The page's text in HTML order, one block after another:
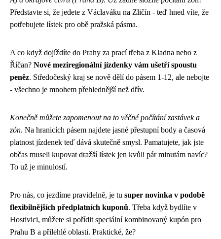
Představte si, že jedete z Václaváku na Zličín - teď hned víte, že
potřebujete lístek pro obě pražská pásma.
A co když dojíždíte do Prahy za prací třeba z Kladna nebo z
Říčan? Nové meziregionální jízdenky vám ušetří spoustu
peněz. Středočeský kraj se nově dělí do pásem 1-12, ale nebojte
- všechno je mnohem přehlednější než dřív.
Konečně můžete zapomenout na to věčné počítání zastávek a
zón. Na hranicích pásem najdete jasné přestupní body a časová
platnost jízdenek teď dává skutečně smysl. Pamatujete, jak jste
občas museli kupovat dražší lístek jen kvůli pár minutám navíc?
To už je minulostí.
Pro nás, co jezdíme pravidelně, je tu super novinka v podobě
flexibilnějších předplatních kuponů. Třeba když bydlíte v
Hostivici, můžete si pořídit speciální kombinovaný kupón pro
Prahu B a přilehlé oblasti. Praktické, že?